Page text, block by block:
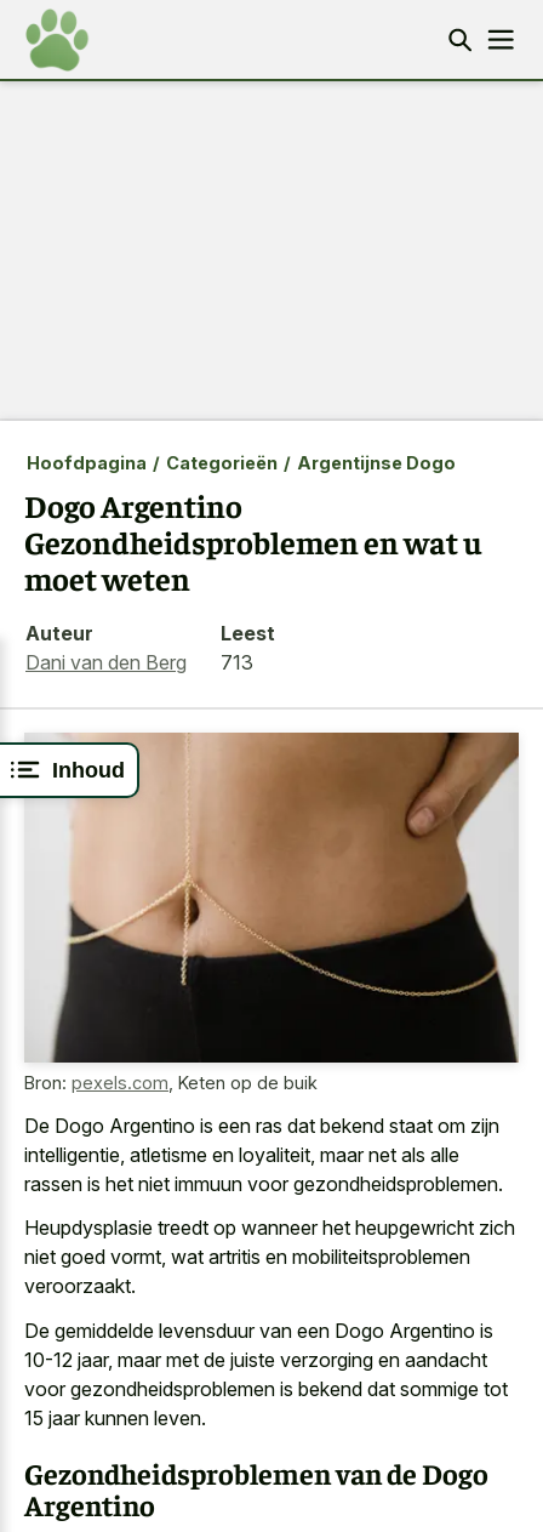
Inhoud
Hoofdpagina / Categorieën / Argentijnse Dogo
Dogo Argentino
Gezondheidsproblemen en wat u
moet weten
Auteur
Dani van den Berg
Leest
713
Bron: pexels.com Keten op de buik
De Dogo Argentino is een ras dat bekend staat om zijn
intelligentie, atletisme en loyaliteit, maar net als alle
rassen is het niet immuun voor gezondheidsproblemen.
Heupdysplasie treedt op wanneer het heupgewricht zich
niet goed vormt, wat artritis en mobiliteitsproblemen
veroorzaakt.
De gemiddelde levensduur van een Dogo Argentino is
10-12 jaar, maar met de juiste verzorging en aandacht
voor gezondheidsproblemen is bekend dat sommige tot
15 jaar kunnen leven.
Gezondheidsproblemen van de Dogo
Argentino